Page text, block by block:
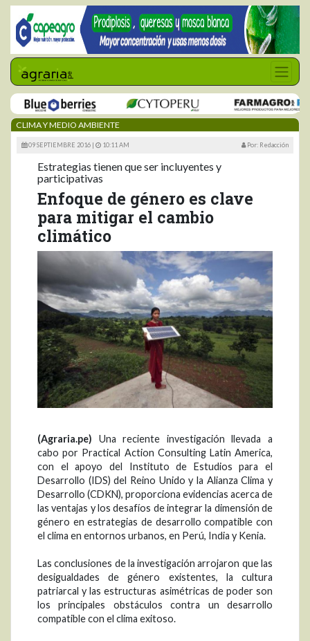
CLIMA Y MEDIO AMBIENTE
09 SEPTIEMBRE 2016 | 10:11 AM Por: Redacción
Estrategias tienen que ser incluyentes y
participativas
Enfoque de género es clave
para mitigar el cambio
climático
(Agraria.pe) Una reciente investigación llevada a
cabo por Practical Action Consulting Latin America,
con el apoyo del Instituto de Estudios para el
Desarrollo (IDS) del Reino Unido y la Alianza Clima y
Desarrollo (CDKN), proporciona evidencias acerca de
las ventajas y los desafíos de integrar la dimensión de
género en estrategias de desarrollo compatible con
el clima en entornos urbanos, en Perú, India y Kenia.
Las conclusiones de la investigación arrojaron que las
desigualdades de género existentes, la cultura
patriarcal y las estructuras asimétricas de poder son
los principales obstáculos contra un desarrollo
compatible con el clima exitoso.